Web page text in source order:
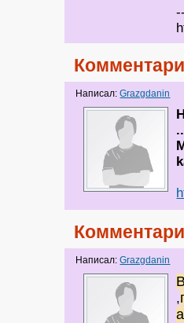
Написал:Grazgdanin
Написал:Grazgdanin
,